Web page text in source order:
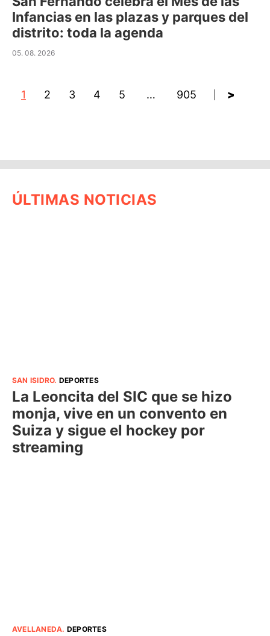
Infancias en las plazas y parques del
distrito: toda la agenda
05. 08. 2026
1 2 3 4 5 … 905 >
ÚLTIMAS NOTICIAS
SAN ISIDRO. DEPORTES
La Leoncita del SIC que se hizo
monja, vive en un convento en
Suiza y sigue el hockey por
streaming
AVELLANEDA. DEPORTES